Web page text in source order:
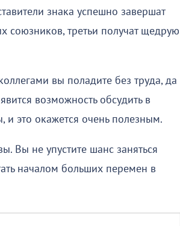
знака успешно завершат
союзников, третьи получат щедрую
вы поладите без труда, да
возможность обсудить в
и это окажется очень полезным.
Вы не упустите шанс заняться
началом больших перемен в